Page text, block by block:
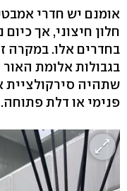
אומנם יש חדרי
חלון חיצוני, אך
בחדרים אלו. במקרה
בגבולות אלומת
שתהיה סירקולציית
פנימי או דלת פתוחה.